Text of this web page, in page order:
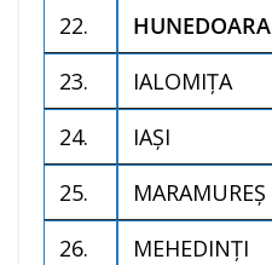
22.
HUNEDOARA
23.
IALOMIŢA
24.
IAŞI
25.
MARAMUREŞ
26.
MEHEDINŢI